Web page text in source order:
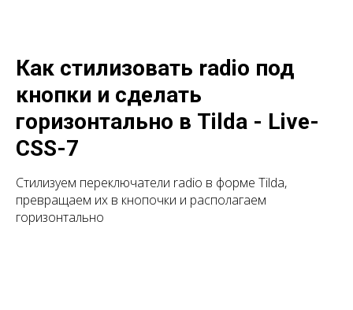
Как стилизовать radio под
кнопки и сделать
горизонтально в Tilda - Live-
CSS-7
Стилизуем переключатели radio в форме Tilda,
превращаем их в кнопочки и располагаем
горизонтально